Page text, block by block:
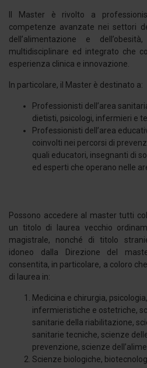
Il Master è rivolto a
competenze avanzate nei settori
dell’alimentazione e
multidisciplinare ed integrato che
esperienza clinica e innovazione.
In particolare, il Master è destinato a:
Professionisti dell’area
dietisti, psicologi, infermieri e
Professionisti dell’area
coinvolti nei percorsi di
quali educatori, insegnanti di
ed esperti che operano nelle
Possono accedere al master tutti
un titolo di laurea vecchio
magistrale, nonché di titolo
idoneo dalla Direzione del
consentita, in particolare, a coloro
di laurea in:
Medicina e chirurgia,
infermieristiche e ostetriche,
sanitarie della riabilitazione,
sanitarie tecniche, scienze
prevenzione, scienze
Scienze biologiche,